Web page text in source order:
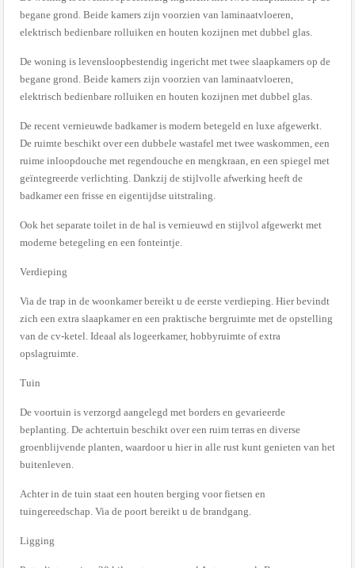
begane grond. Beide kamers zijn voorzien van laminaatvloeren,
elektrisch bedienbare rolluiken en houten kozijnen met dubbel glas.
De woning is levensloopbestendig ingericht met twee slaapkamers op de
begane grond. Beide kamers zijn voorzien van laminaatvloeren,
elektrisch bedienbare rolluiken en houten kozijnen met dubbel glas.
De recent vernieuwde badkamer is modern betegeld en luxe afgewerkt.
De ruimte beschikt over een dubbele wastafel met twee waskommen, een
ruime inloopdouche met regendouche en mengkraan, en een spiegel met
geïntegreerde verlichting. Dankzij de stijlvolle afwerking heeft de
badkamer een frisse en eigentijdse uitstraling.
Ook het separate toilet in de hal is vernieuwd en stijlvol afgewerkt met
moderne betegeling en een fonteintje.
Verdieping
Via de trap in de woonkamer bereikt u de eerste verdieping. Hier bevindt
zich een extra slaapkamer en een praktische bergruimte met de opstelling
van de cv-ketel. Ideaal als logeerkamer, hobbyruimte of extra
opslagruimte.
Tuin
De voortuin is verzorgd aangelegd met borders en gevarieerde
beplanting. De achtertuin beschikt over een ruim terras en diverse
groenblijvende planten, waardoor u hier in alle rust kunt genieten van het
buitenleven.
Achter in de tuin staat een houten berging voor fietsen en
tuingereedschap. Via de poort bereikt u de brandgang.
Ligging